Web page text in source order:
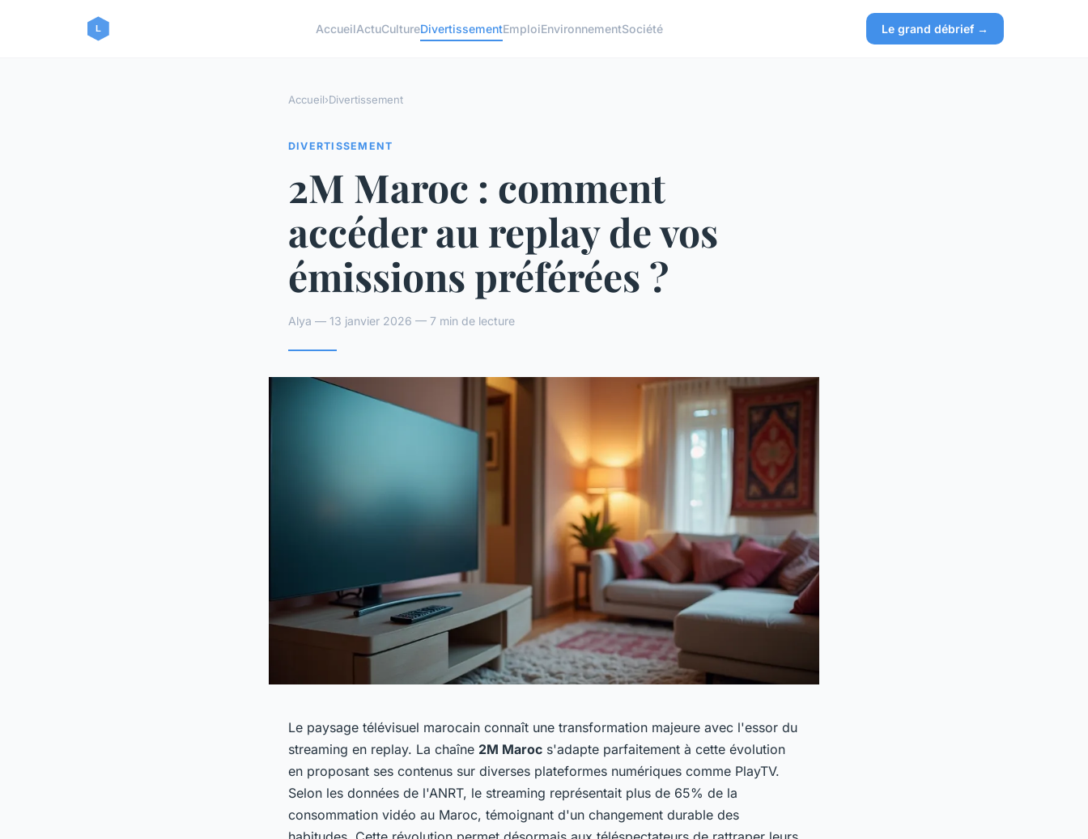
AccueilActuCultureDivertissementEmploiEnvironnementSociété Le grand débrief →
Accueil›Divertissement
DIVERTISSEMENT
2M Maroc : comment
accéder au replay de vos
émissions préférées ?
Alya — 13 janvier 2026 — 7 min de lecture
Le paysage télévisuel marocain connaît une transformation majeure avec l'essor du
streaming en replay. La chaîne 2M Maroc s'adapte parfaitement à cette évolution
en proposant ses contenus sur diverses plateformes numériques comme PlayTV.
Selon les données de l'ANRT, le streaming représentait plus de 65% de la
consommation vidéo au Maroc, témoignant d'un changement durable des